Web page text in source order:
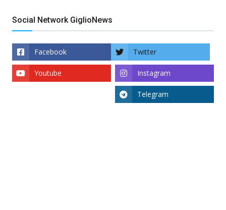
Social Network GiglioNews
Facebook Twitter
Instagram
Youtube
Telegram